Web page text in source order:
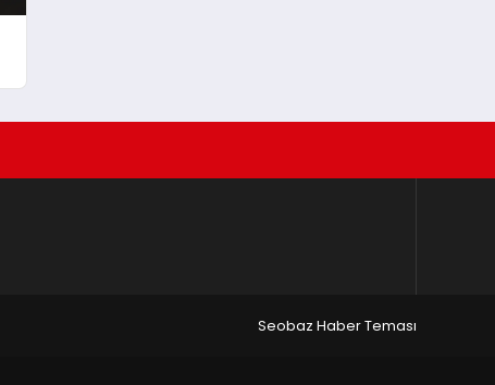
Seobaz Haber Teması